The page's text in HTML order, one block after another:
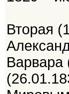
Вторая